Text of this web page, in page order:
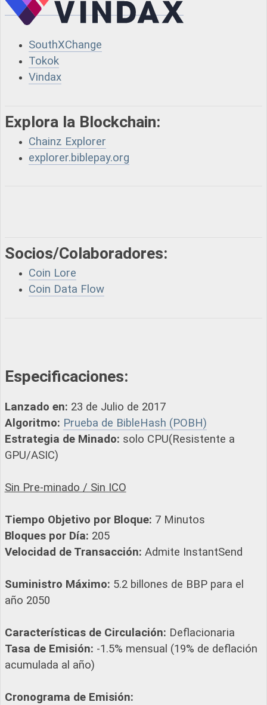
SouthXChange
Tokok
Vindax
Explora la Blockchain:
Chainz Explorer
explorer.biblepay.org
Socios/Colaboradores:
Coin Lore
Coin Data Flow
Especificaciones:
Lanzado en: 23 de Julio de 2017
Algoritmo: Prueba de BibleHash (POBH)
Estrategia de Minado: solo CPU(Resistente a
GPU/ASIC)
Sin Pre-minado / Sin ICO
Tiempo Objetivo por Bloque: 7 Minutos
Bloques por Día: 205
Velocidad de Transacción: Admite InstantSend
Suministro Máximo: 5.2 billones de BBP para el
año 2050
Características de Circulación: Deflacionaria
Tasa de Emisión: -1.5% mensual (19% de deflación
acumulada al año)
Cronograma de Emisión: